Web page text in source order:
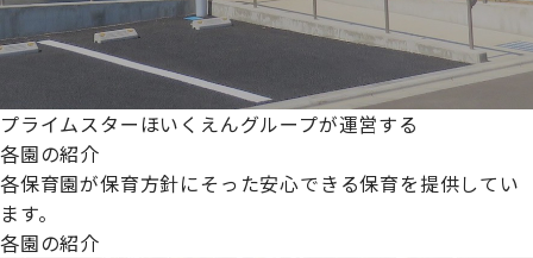
プライムスターほいくえんグループが運営する
各園の紹介
各保育園が保育方針にそった安心できる保育を提供してい
ます。
各園の紹介